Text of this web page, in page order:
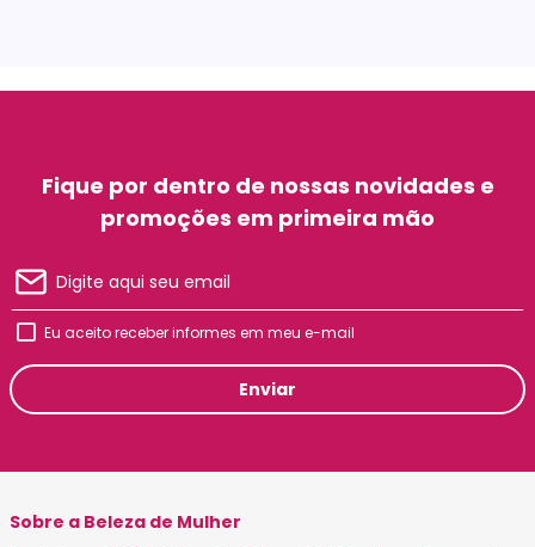
Fique por dentro de nossas novidades e
promoções em primeira mão
Eu aceito receber informes em meu e-mail
Enviar
Sobre a Beleza de Mulher